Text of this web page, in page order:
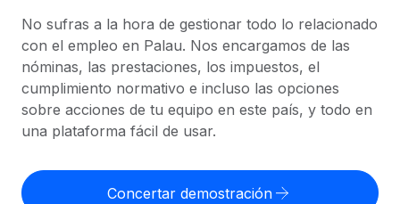
Nómina global
Gestiona las nóminas de forma sencilla y conforme a la
legalidad.
Employer of Record
Expándete en todo el mundo sin gastar en entidades.
cumpliendo la normativa.
COBERTURA MUNDIAL
Explorador de países
Consulta el soporte del empleo global según el país.
Explorador estatal de EE. UU.
Simplifica la contratación en todos los estados de EE.
Comparador de Remote
Recursos
HERRAMIENTAS Y CALCULADORAS
Calculadora del riesgo de clasificación errónea
Consulta el riesgo de clasificación errónea por país.
Precios
English
No sufras a la hora de gestionar todo lo relacionado
con el empleo en Palau. Nos encargamos de las
nóminas, las prestaciones, los impuestos, el
cumplimiento normativo e incluso las opciones
sobre acciones de tu equipo en este país, y todo en
una plataforma fácil de usar.
Concertar demostración